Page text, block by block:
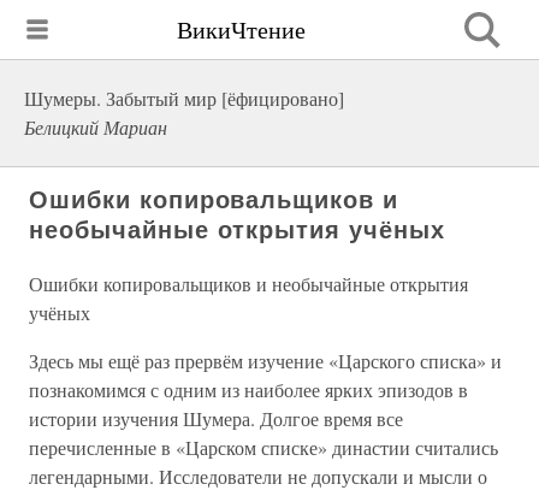
ВикиЧтение
Шумеры. Забытый мир [ёфицировано]
Белицкий Мариан
Ошибки копировальщиков и
необычайные открытия учёных
Ошибки копировальщиков и необычайные открытия
учёных
Здесь мы ещё раз прервём изучение «Царского списка» и
познакомимся с одним из наиболее ярких эпизодов в
истории изучения Шумера. Долгое время все
перечисленные в «Царском списке» династии считались
легендарными. Исследователи не допускали и мысли о